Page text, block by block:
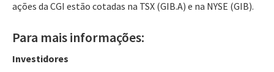
ações da CGI estão cotadas na TSX (GIB.A) e na NYSE (GIB).
Para mais informações:
Investidores